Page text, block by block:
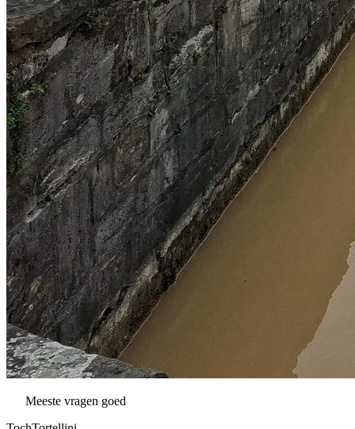
Meeste vragen goed